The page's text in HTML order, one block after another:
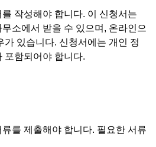
작성해야 합니다. 이 신청서는
소에서 받을 수 있으며, 온라인으
가 있습니다. 신청서에는 개인 정
포함되어야 합니다.
를 제출해야 합니다. 필요한 서류